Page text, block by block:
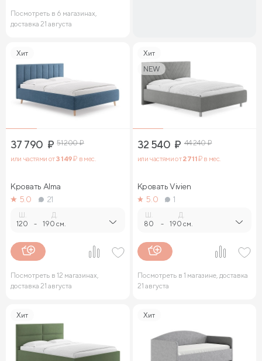
Посмотреть в 6 магазинах,
доставка 21 августа
Хит
37 790 ₽ 51 200₽
или частями от3 149₽ в мес.
Кровать Alma
5.0
21
120 -
Д.
190 см.
Посмотреть в 12 магазинах,
доставка 21 августа
Хит
NEW
32 540 ₽ 44 240₽
или частями от2 711₽ в мес.
Кровать Vivien
5.0
1
80 -
Д.
190 см.
Посмотреть в 1 магазине, доставка
21 августа
Хит Хит